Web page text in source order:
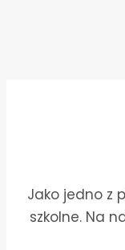
Jako jedno z
szkolne. Na